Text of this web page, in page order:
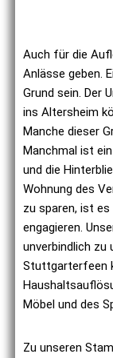
Auch für die
Anlässe geben.
Grund sein. Der
ins Altersheim
Manche dieser
Manchmal ist
und die
Wohnung des
zu sparen, ist
engagieren.
unverbindlich zu
Stuttgarterfeen
Möbel und des
Zu unseren